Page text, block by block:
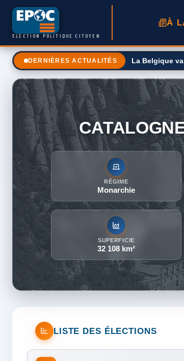
ÉLECTION POLITIQUE CITOYEN
À
DERNIÈRES ACTUALITÉS Un maire
RÉGIME
Monarchie
SUPERFICIE
32 108 km²
LISTE DES ÉLECTIONS